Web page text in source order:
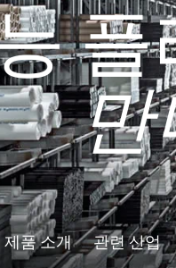
플
만
제품 소개
관련 산업